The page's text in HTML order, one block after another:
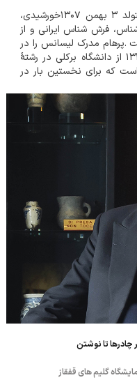
سیروس پرهام، با نام مستعار میترا، (متولد ۳ بهمن ۱۳۰۷خورشیدی،
فرش شناس ایرانی و از
.پرهام مدرک لیسانس را در
۱۳۳۰ از دانشگاه تهران و دکترا را در ۱۳۳۳ از دانشگاه برکلی در رشتهٔ
که برای نخستین بار در
چادرها تا نوشتن
گلیم های قفقاز